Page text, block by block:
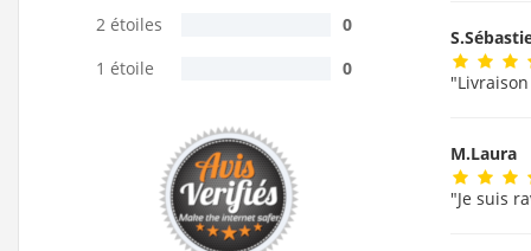
2 étoiles
0
1 étoile
0
M.Laura
"Je suis